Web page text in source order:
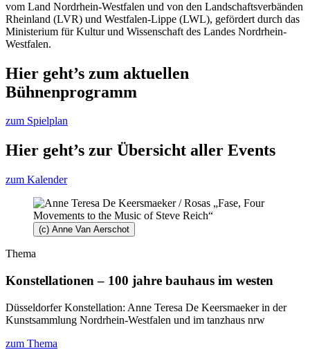
vom Land Nordrhein-Westfalen und von den Landschaftsverbänden
Rheinland (LVR) und Westfalen-Lippe (LWL), gefördert durch das
Ministerium für Kultur und Wissenschaft des Landes Nordrhein-
Westfalen.
Hier geht’s zum aktuellen
Bühnenprogramm
zum Spielplan
Hier geht’s zur Übersicht aller Events
zum Kalender
(c) Anne Van Aerschot
Thema
Konstellationen – 100 jahre bauhaus im westen
Düsseldorfer Konstellation: Anne Teresa De Keersmaeker in der
Kunstsammlung Nordrhein-Westfalen und im tanzhaus nrw
zum Thema